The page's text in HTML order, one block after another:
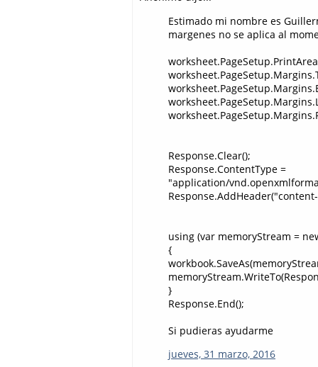
Estimado mi nombre es
margenes no se aplica al
Response.Clear();
Response.ContentType =
"application/
using (var memoryStream =
{
}
Response.End();
Si pudieras ayudarme
jueves, 31 marzo, 2016